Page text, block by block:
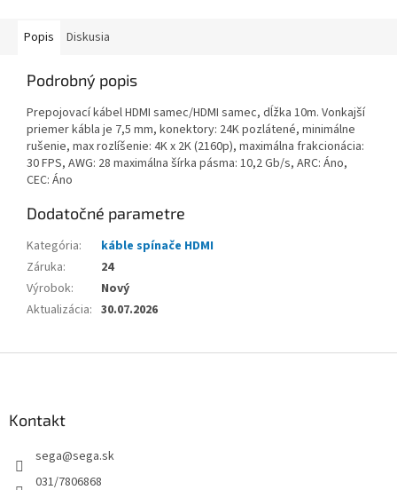
Popis Diskusia
Podrobný popis
Prepojovací kábel HDMI samec/HDMI samec, dĺžka 10m. Vonkajší
priemer kábla je 7,5 mm, konektory: 24K pozlátené, minimálne
rušenie, max rozlíšenie: 4K x 2K (2160p), maximálna frakcionácia:
30 FPS, AWG: 28 maximálna šírka pásma: 10,2 Gb/s, ARC: Áno,
CEC: Áno
Dodatočné parametre
Kategória:
káble spínače HDMI
Záruka:
24
Výrobok:
Nový
Aktualizácia: 30.07.2026
Kontakt
sega@sega.sk
031/7806868